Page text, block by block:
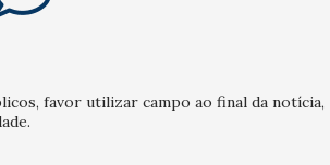
favor utilizar campo ao final da notícia,